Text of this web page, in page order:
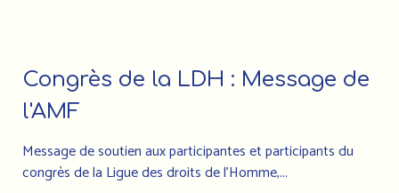
Congrès de la LDH : Message de
l'AMF
Message de soutien aux participantes et participants du
congrès de la Ligue des droits de l’Homme,...